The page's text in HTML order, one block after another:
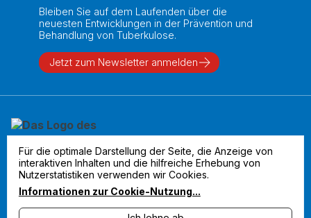
Bleiben Sie auf dem Laufenden über die
neuesten Entwicklungen in der Prävention und
Behandlung von Tuberkulose.
Jetzt zum Newsletter anmelden
Für die optimale Darstellung der Seite, die Anzeige von
interaktiven Inhalten und die hilfreiche Erhebung von
Nutzerstatistiken verwenden wir Cookies.
Informationen zur Cookie-Nutzung...